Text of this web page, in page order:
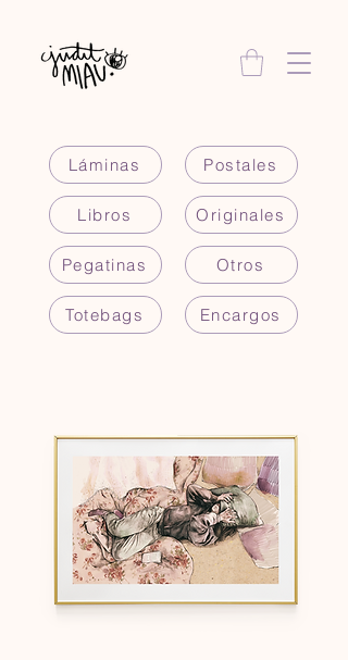
Láminas
Libros
Pegatinas
Totebags
Postales
Originales
Otros
Encargos